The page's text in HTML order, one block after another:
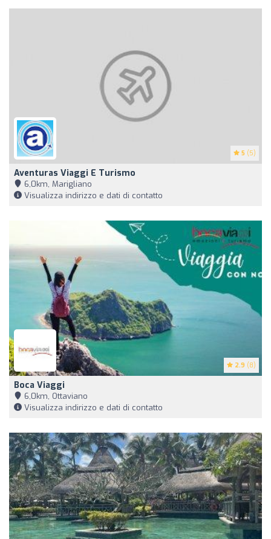
5 (5)
Aventuras Viaggi E Turismo
6,0km, Marigliano
Visualizza indirizzo e dati di contatto
2.9 (8)
Boca Viaggi
6,0km, Ottaviano
Visualizza indirizzo e dati di contatto